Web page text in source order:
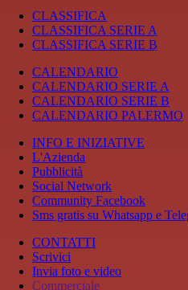
CLASSIFICA
CLASSIFICA SERIE A
CLASSIFICA SERIE B
CALENDARIO
CALENDARIO SERIE A
CALENDARIO SERIE B
CALENDARIO PALERMO
INFO E INIZIATIVE
L'Azienda
Pubblicità
Social Network
Community Facebook
Sms gratis su Whatsapp e
CONTATTI
Scrivici
Invia foto e video
Commerciale